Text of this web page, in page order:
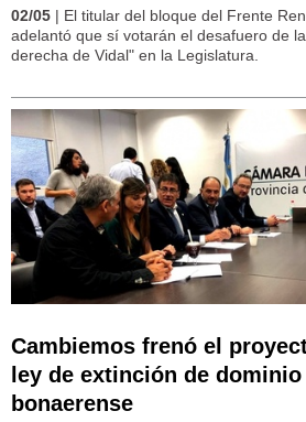
02/05 | El titular del bloque del Frente
adelantó que sí votarán el desafuero de
derecha de Vidal" en la Legislatura.
Cambiemos frenó el
ley de extinción de dominio
bonaerense